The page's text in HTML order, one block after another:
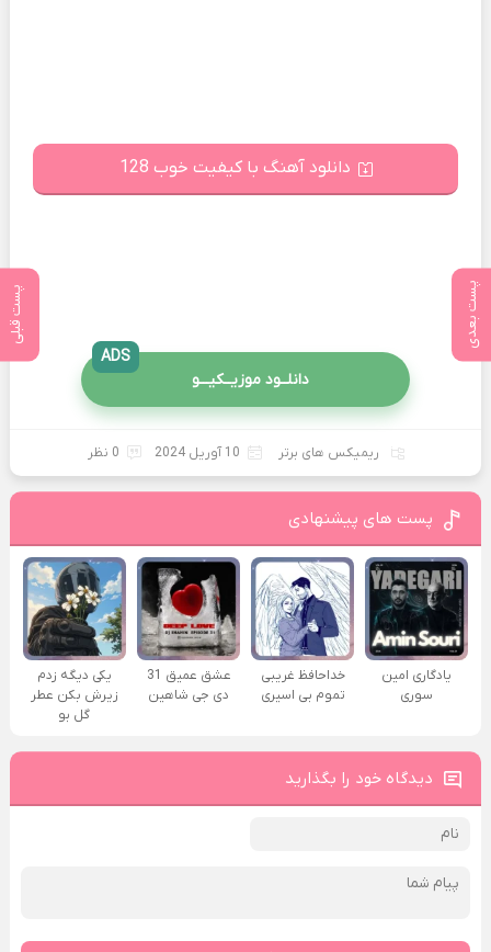
پست بعدی پست قبلی
دانلود آهنگ با کیفیت خوب 128
دانلــود موزیــکیـــو
ADS
ریمیکس های برتر 10 آوریل 2024 0 نظر
پست های پیشنهادی
یادگاری امین
سوری
خداحافظ غریبی
تموم بی اسیری
عشق عمیق 31
دی جی شاهین
یکی دیگه زدم
زیرش بکن عطر
گل بو
دیدگاه خود را بگذارید